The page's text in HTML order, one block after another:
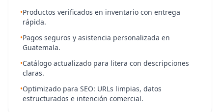
•Productos verificados en inventario con entrega
rápida.
•Pagos seguros y asistencia personalizada en
Guatemala.
•Catálogo actualizado para litera con descripciones
claras.
•Optimizado para SEO: URLs limpias, datos
estructurados e intención comercial.